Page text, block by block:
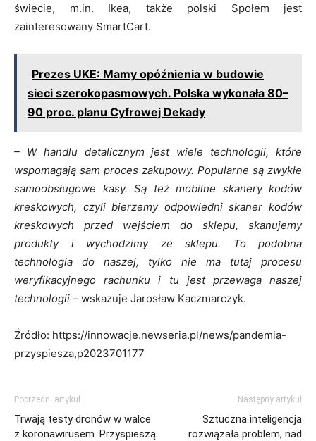
świecie, m.in. Ikea, także polski Społem jest
zainteresowany SmartCart.
Prezes UKE: Mamy opóźnienia w budowie
sieci szerokopasmowych. Polska wykonała 80–
90 proc. planu Cyfrowej Dekady
– W handlu detalicznym jest wiele technologii, które
wspomagają sam proces zakupowy. Popularne są zwykłe
samoobsługowe kasy. Są też mobilne skanery kodów
kreskowych, czyli bierzemy odpowiedni skaner kodów
kreskowych przed wejściem do sklepu, skanujemy
produkty i wychodzimy ze sklepu. To podobna
technologia do naszej, tylko nie ma tutaj procesu
weryfikacyjnego rachunku i tu jest przewaga naszej
technologii – wskazuje Jarosław Kaczmarczyk.
Źródło: https://innowacje.newseria.pl/news/pandemia-
przyspiesza,p2023701177
Poprzedni artykuł
Trwają testy dronów w walce
z koronawirusem. Przyspieszą
Następny artykuł
Sztuczna inteligencja
rozwiązała problem, nad